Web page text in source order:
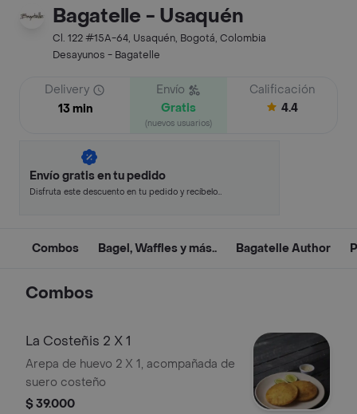
Bagatelle - Usaquén
Cl. 122 #15A-64, Usaquén, Bogotá, Colombia
Desayunos - Bagatelle
Delivery
13 min
Envío
Gratis
(nuevos usuarios)
Calificación
4.4
Envío gratis en tu pedido
Disfruta este descuento en tu pedido y recíbelo
Combos Bagel, Waffles y más.. Bagatelle Author
Combos
La Costeñis 2 X 1
Arepa de huevo 2 X 1, acompañada de
suero costeño
$ 39.000